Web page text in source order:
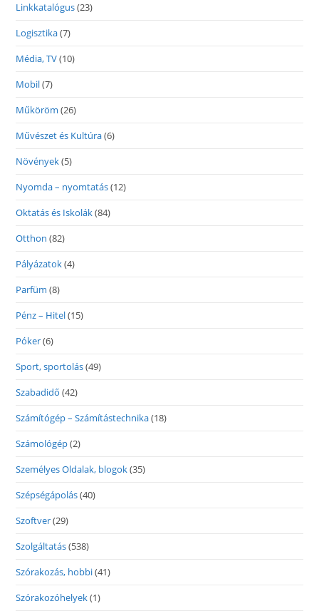
Linkkatalógus(23)
Logisztika(7)
Média, TV(10)
Mobil(7)
Műköröm (26)
Művészet és Kultúra(6)
Növények(5)
Nyomda – nyomtatás(12)
Oktatás és Iskolák(84)
Otthon (82)
Pályázatok(4)
Parfüm (8)
Pénz – Hitel(15)
Póker(6)
Sport, sportolás(49)
Szabadidő (42)
Számítógép – Számítástechnika(18)
Számológép(2)
Személyes Oldalak, blogok(35)
Szépségápolás(40)
Szoftver(29)
Szolgáltatás(538)
Szórakozás, hobbi(41)
Szórakozóhelyek(1)